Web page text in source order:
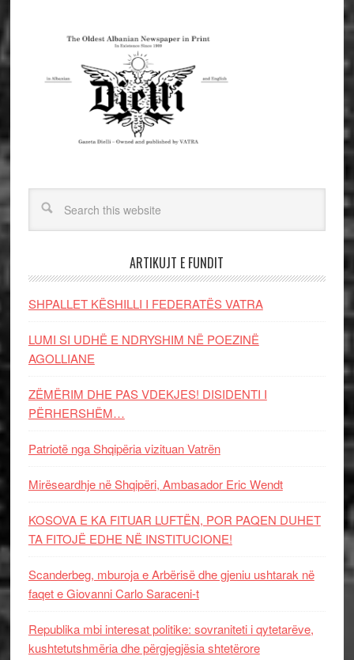
ARTIKUJT E FUNDIT
SHPALLET KËSHILLI I FEDERATËS VATRA
LUMI SI UDHË E NDRYSHIM NË POEZINË
AGOLLIANE
ZËMËRIM DHE PAS VDEKJES! DISIDENTI I
PËRHERSHËM…
Patriotë nga Shqipëria vizituan Vatrën
Mirëseardhje në Shqipëri, Ambasador Eric Wendt
KOSOVA E KA FITUAR LUFTËN, POR PAQEN DUHET
TA FITOJË EDHE NË INSTITUCIONE!
Scanderbeg, mburoja e Arbërisë dhe gjeniu ushtarak në
faqet e Giovanni Carlo Saraceni-t
Republika mbi interesat politike: sovraniteti i qytetarëve,
kushtetutshmëria dhe përgjegjësia shtetërore